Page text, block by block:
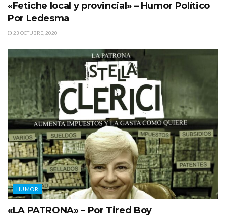
«Fetiche local y provincial» – Humor Político
Por Ledesma
23 OCTUBRE, 2020
HUMOR
«LA PATRONA» – Por Tired Boy